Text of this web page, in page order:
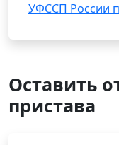
УФССП России
Оставить
пристава